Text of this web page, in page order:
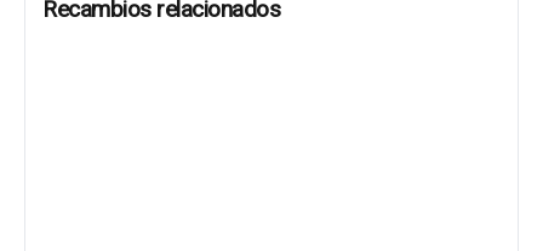
Recambios relacionados